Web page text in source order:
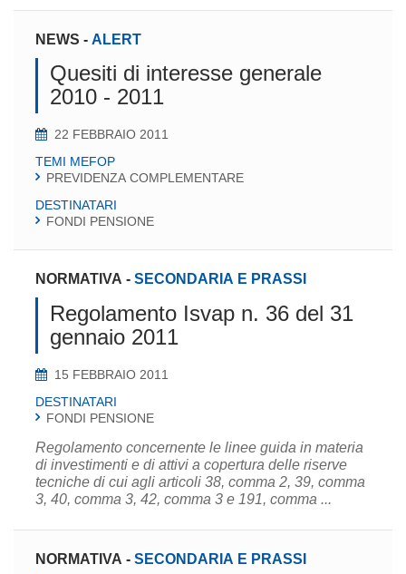
NEWS - ALERT
Quesiti di interesse generale
2010 - 2011
22 FEBBRAIO 2011
TEMI MEFOP
PREVIDENZA COMPLEMENTARE
DESTINATARI
FONDI PENSIONE
NORMATIVA - SECONDARIA E PRASSI
Regolamento Isvap n. 36 del 31
gennaio 2011
15 FEBBRAIO 2011
DESTINATARI
FONDI PENSIONE
Regolamento concernente le linee guida in materia
di investimenti e di attivi a copertura delle riserve
tecniche di cui agli articoli 38, comma 2, 39, comma
3, 40, comma 3, 42, comma 3 e 191, comma ...
NORMATIVA - SECONDARIA E PRASSI